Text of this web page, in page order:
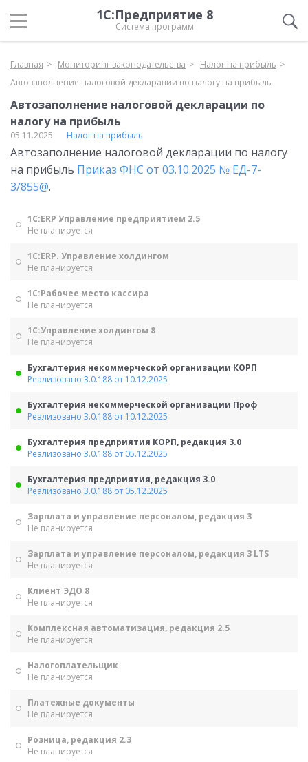
1С:Предприятие 8
Система программ
Главная Мониторинг законодательства
Налог на прибыль
Автозаполнение налоговой декларации по налогу на прибыль
Автозаполнение налоговой декларации по
налогу на прибыль
05.11.2025 Налог на прибыль
Автозаполнение налоговой декларации по налогу
на прибыль Приказ ФНС от 03.10.2025 № ЕД-7-
3/855@.
1С:ERP Управление предприятием 2.5
Не планируется
1С:ERP. Управление холдингом
Не планируется
1С:Рабочее место кассира
Не планируется
1С:Управление холдингом 8
Не планируется
Бухгалтерия некоммерческой организации КОРП
Реализовано 3.0.188 от 10.12.2025
Бухгалтерия некоммерческой организации Проф
Реализовано 3.0.188 от 10.12.2025
Бухгалтерия предприятия КОРП, редакция 3.0
Реализовано 3.0.188 от 05.12.2025
Бухгалтерия предприятия, редакция 3.0
Реализовано 3.0.188 от 05.12.2025
Зарплата и управление персоналом, редакция 3
Не планируется
Зарплата и управление персоналом, редакция 3 LTS
Не планируется
Клиент ЭДО 8
Не планируется
Комплексная автоматизация, редакция 2.5
Не планируется
Налогоплательщик
Не планируется
Платежные документы
Не планируется
Розница, редакция 2.3
Не планируется